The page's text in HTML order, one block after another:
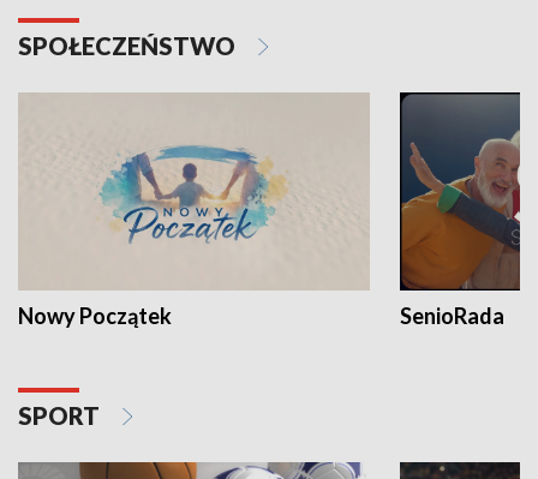
SPOŁECZEŃSTWO
Nowy Początek SenioRada
SPORT